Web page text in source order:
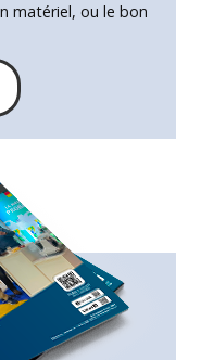
matériel, ou le bon